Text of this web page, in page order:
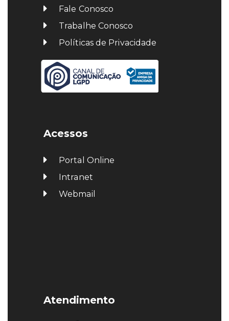
Fale Conosco
Trabalhe Conosco
Políticas de Privacidade
Acessos
Portal Online
Intranet
Webmail
Atendimento